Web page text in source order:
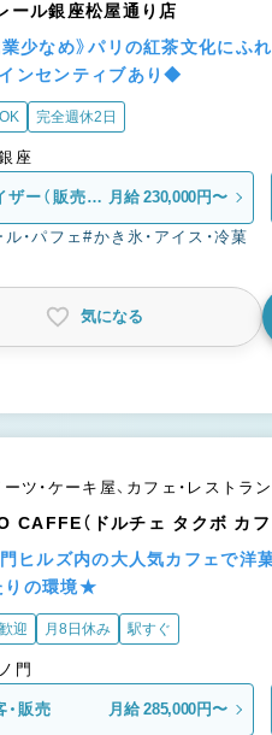
ール銀座松屋通り店
業少なめ》パリの紅茶文化に
ンセンティブあり◆
完全週休2日
都 中央区 銀座
ー（販売ス 月給 230,000円〜
・パフェ#かき氷・アイス・冷菓
気になる
ツ・ケーキ屋、カフェ・レストラン
CAFFE（ドルチェ タクボ カフ
門ヒルズ内の大人気カフェで洋
りの環境★
迎 月8日休み 駅すぐ
区 虎ノ門
販売 月給 285,000円〜